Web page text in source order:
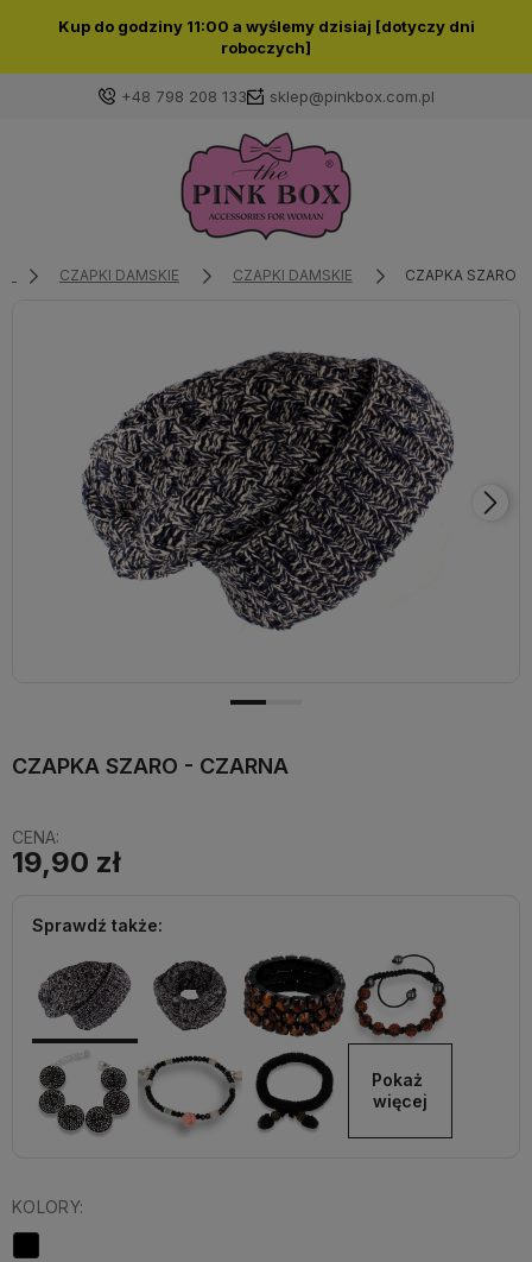
Kup do godziny 11:00 a wyślemy dzisiaj [dotyczy dni
roboczych]
+48 798 208 133 sklep@pinkbox.com.pl
Zaloguj się
Wybierz coś dla siebie z naszej aktualnej oferty lub
zaloguj się, aby przywrócić dodane produkty do listy
z poprzedniej sesji.
CZAPKI DAMSKIE CZAPKI DAMSKIE CZAPKA SZARO -
CZAPKA SZARO - CZARNA
CENA:
19,90 zł
Sprawdź także:
Pokaż
więcej
KOLORY: